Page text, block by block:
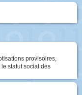
provisoires,
statut social des